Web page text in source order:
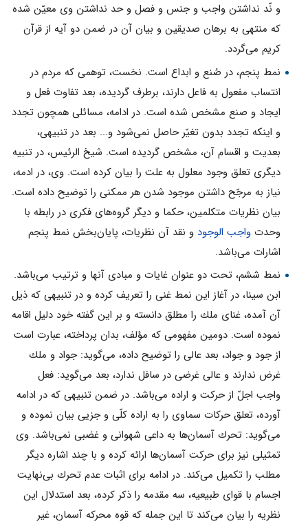
و نّد نداشتن واجب و جنس و فصل و حد نداشتن وى معيّن شده
كه منتهى به برهان صديقين و بيان آن در ضمن دو آيه از قرآن
كريم مى‌گردد.
نمط پنجم، در صُنع و ابداع است. نخست، توهمى كه مردم در
انتساب مفعول به فاعل دارند، برطرف گرديده، بعد تفاوت فعل و
ايجاد و صنع مشخص شده است. در ادامه، مسائلى همچون تجدد
و اينكه تجدد بدون تغيّر حاصل نمى‌شود و... بعد در تنبيهى،
بعديت و اقسام آن، مشخص گرديده است. شيخ الرئيس، در تنبيه
ديگرى تعلق وجود معلول به علت را بيان كرده است. وى، در ادمه،
نياز به مرجّح داشتن موجود شدن هر ممكنى را توضيح داده است.
بيان نظريات متكلمين، حكما و ديگر گروه‌هاى فكرى در رابطه با
وحدت واجب الوجود و نقد آن نظريات، پایان‌بخش نمط پنجم
اشارات مى‌باشد.
نمط ششم، تحت دو عنوان غايات و مبادى آنها و ترتيب مى‌باشد.
ابن سينا، در آغاز اين نمط غنى را تعريف كرده و در تنبيهى كه ذيل
آن آمده، غناى ملك را مطلق دانسته و بر اين گفته خود دليل اقامه
نموده است. دومين مفهومى كه مؤلف، بدان پرداخته، عبارت است
از جود و جواد، بعد عالى را توضيح داده، مى‌گويد: جواد و ملك
غرض ندارند و عالى غرضى در سافل ندارد، بعد مى‌گويد: فعل
واجب اجلّ از حركت و اراده مى‌باشد. در ضمن تنبيهى كه در ادامه
آورده، تعلق حركات سماوى را به اراده كلّى و جزيى بيان نموده و
مى‌گويد: تحرك آسمان‌ها به داعى شهوانى و غضبى نمى‌باشد. وى
تمثيلى نيز برای حركت آسمان‌ها ارائه كرده و با چند اشاره ديگر
مطلب را تكميل مى‌كند. در ادامه برای اثبات عدم تحرك بى‌نهایت
اجسام با قواى طبیعیه، سه مقدمه را ذكر كرده، بعد استدلال اين
نظريه را بيان مى‌كند تا اين جمله كه قوه محركه آسمان، غير